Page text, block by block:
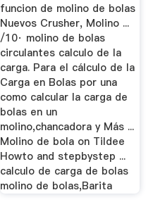
funcion de molino de bolas
Nuevos Crusher, Molino ...
/10· molino de bolas
circulantes calculo de la
carga. Para el cálculo de la
Carga en Bolas por una
como calcular la carga de
bolas en un
molino,chancadora y Más ...
Molino de bola on Tildee
Howto and stepbystep ...
calculo de carga de bolas
molino de bolas,Barita